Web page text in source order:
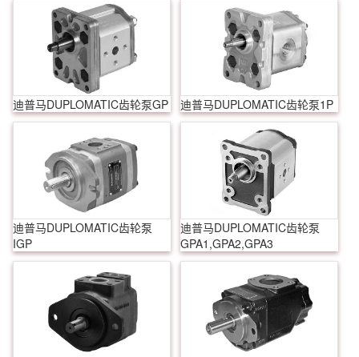
迪普马DUPLOMATIC齿轮泵GP 迪普马DUPLOMATIC齿轮泵1P
迪普马DUPLOMATIC齿轮泵
IGP
迪普马DUPLOMATIC齿轮泵
GPA1,GPA2,GPA3